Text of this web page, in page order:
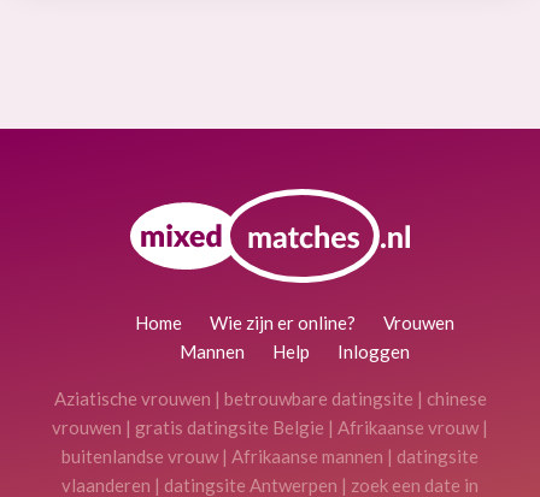
Home Wie zijn er online?
Vrouwen
Mannen
Help Inloggen
Aziatische vrouwen | betrouwbare datingsite | chinese
vrouwen | gratis datingsite Belgie | Afrikaanse vrouw |
buitenlandse vrouw | Afrikaanse mannen | datingsite
vlaanderen | datingsite Antwerpen | zoek een date in